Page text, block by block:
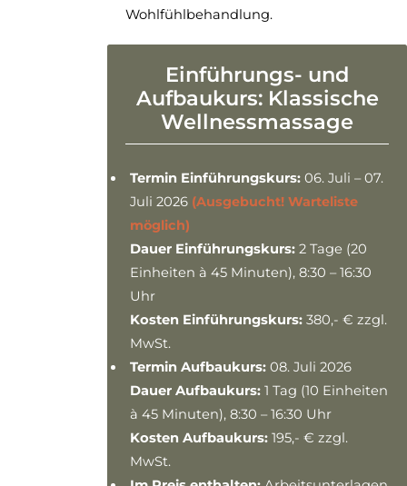
Wohlfühlbehandlung.
Einführungs- und
Aufbaukurs: Klassische
Wellnessmassage
Termin Einführungskurs: 06. Juli – 07.
Juli 2026 (Ausgebucht! Warteliste
möglich)
Dauer Einführungskurs: 2 Tage (20
Einheiten à 45 Minuten), 8:30 – 16:30
Uhr
Kosten Einführungskurs: 380,- € zzgl.
MwSt.
Termin Aufbaukurs: 08. Juli 2026
Dauer Aufbaukurs: 1 Tag (10 Einheiten
à 45 Minuten), 8:30 – 16:30 Uhr
Kosten Aufbaukurs: 195,- € zzgl.
MwSt.